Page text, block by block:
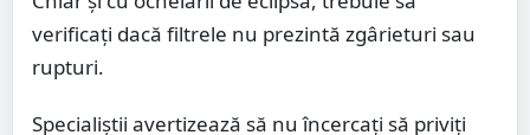
verificați dacă filtrele nu prezintă zgârieturi sau
rupturi.
Specialiștii avertizează să nu încercați să priviți